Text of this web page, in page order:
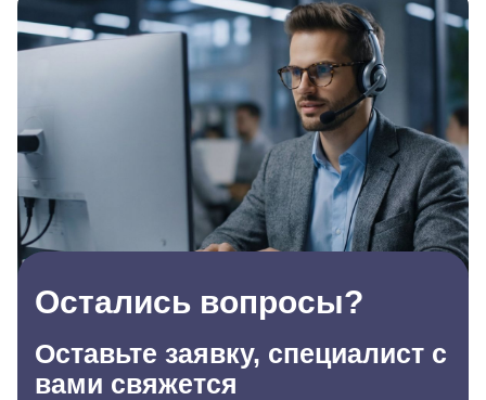
Остались вопросы?
Оставьте заявку, специалист с
вами свяжется